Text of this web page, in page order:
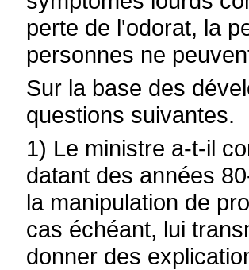
perte de l'odorat, la
personnes ne
Sur la base des
questions suivantes.
1) Le ministre a-t-il
datant des années
la manipulation de
cas échéant, lui
donner des